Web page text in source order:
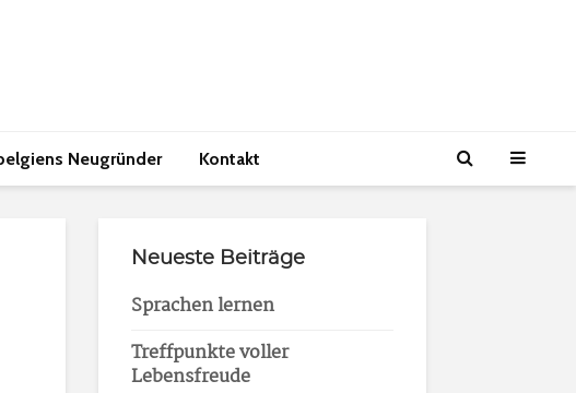
Neugründer Kontakt
Neueste Beiträge
Sprachen lernen
Treffpunkte voller
Lebensfreude